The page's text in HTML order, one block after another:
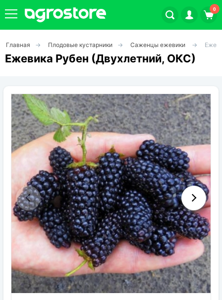
0
Плодовые кустарники
Декоративные растения
Цветы
Травы
Овощи (на посадку)
Штамбовые ягодные кусты
Семена
Удобрения
Главная Плодовые кустарники Саженцы ежевики
Ежевика Рубен (Двухлетний, ОКС)